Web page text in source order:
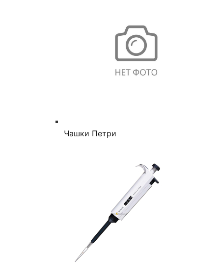
Чашки Петри